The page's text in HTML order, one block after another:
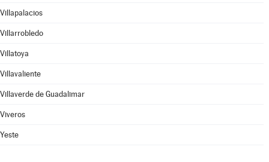
Villapalacios
Villarrobledo
Villatoya
Villavaliente
Villaverde de Guadalimar
Viveros
Yeste